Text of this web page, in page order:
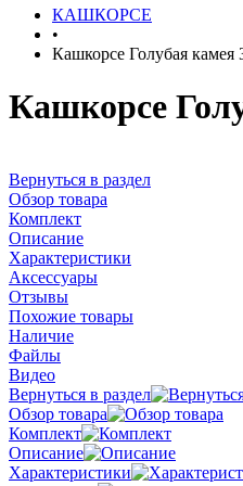
КАШКОРСЕ
•
Кашкорсе Голубая
Кашкорсе
Вернуться в раздел
Обзор товара
Комплект
Описание
Характеристики
Аксессуары
Отзывы
Похожие товары
Наличие
Файлы
Видео
Вернуться в раздел
Обзор товара
Комплект
Описание
Характеристики